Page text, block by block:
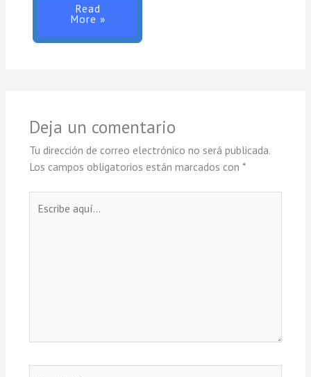
Read
More »
Deja un comentario
Tu dirección de correo electrónico no será publicada.
Los campos obligatorios están marcados con *
aquí...